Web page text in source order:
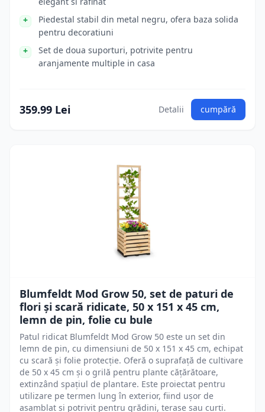
Piedestal stabil din metal negru, ofera baza solida
pentru decoratiuni
Set de doua suporturi, potrivite pentru
aranjamente multiple in casa
359.99 Lei Detalii cumpără
Blumfeldt Mod Grow 50, set de paturi de
flori și scară ridicate, 50 x 151 x 45 cm,
lemn de pin, folie cu bule
Patul ridicat Blumfeldt Mod Grow 50 este un set din
lemn de pin, cu dimensiuni de 50 x 151 x 45 cm, echipat
cu scară și folie protecție. Oferă o suprafață de cultivare
de 50 x 45 cm și o grilă pentru plante cățărătoare,
extinzând spațiul de plantare. Este proiectat pentru
utilizare pe termen lung în exterior, fiind ușor de
asamblat și potrivit pentru grădini, terase sau curți.